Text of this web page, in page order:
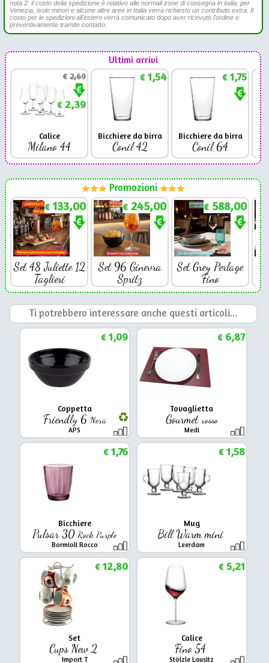
nota 2: il costo della spedizione è relativo alle normali zone di consegna in italia: per
Venezia, isole minori e alcune altre aree in Italia verrà richiesto un contributo extra. Il
costo per le spedizioni all'estero verrà comunicato dopo aver ricevuto l'ordine o
preventivamente tramite contatto.
Ultimi arrivi
€2,69
€2,39
Calice
Milano 44
€1,54
Bicchiere da birra
Conil 42
€1,75
Bicchiere da birra
Conil 64
Promozioni
€ 133,00
Set 48 Juliette 12
Taglieri
€ 245,00
Set 96 Ginevra
Spritz
€ 588,00
Set Grey Perlage
Fino
Ti potrebbero interessare anche questi articoli...
Coppetta
Friendly 6 Nera
APS
€1,09
Tovaglietta
Gourmet rosso
Medi
€6,87
Bicchiere
Pulsar 30Rock Purple
Bormioli Rocco
€1,76
Mug
Bill Warm mini
Leerdam
€1,58
Set
Cups New 2
Import T
€12,80
Calice
Fino 54
Stölzle Lausitz
€5,21